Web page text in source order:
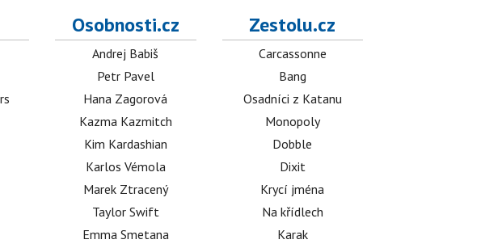
Osobnosti.cz
Andrej Babiš
Petr Pavel
Hana Zagorová
Kazma Kazmitch
Kim Kardashian
Karlos Vémola
Marek Ztracený
Taylor Swift
Emma Smetana
Zestolu.cz
Carcassonne
Bang
Osadníci z Katanu
Monopoly
Dobble
Dixit
Krycí jména
Na křídlech
Karak